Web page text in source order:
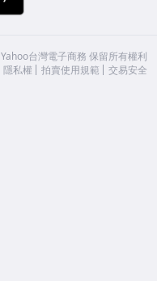
Yahoo台灣電子商務 保留所有權利
隱私權 拍賣使用規範 交易安全